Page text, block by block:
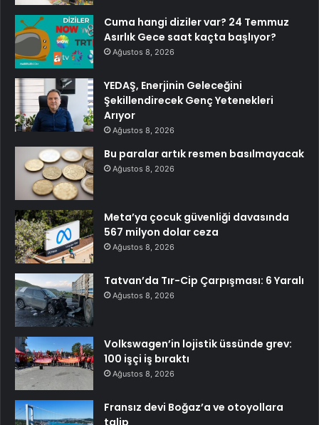
Cuma hangi diziler var? 24 Temmuz
Asırlık Gece saat kaçta başlıyor?
Ağustos 8, 2026
YEDAŞ, Enerjinin Geleceğini
Şekillendirecek Genç Yetenekleri
Arıyor
Ağustos 8, 2026
Bu paralar artık resmen basılmayacak
Ağustos 8, 2026
Meta’ya çocuk güvenliği davasında
567 milyon dolar ceza
Ağustos 8, 2026
Tatvan’da Tır-Cip Çarpışması: 6 Yaralı
Ağustos 8, 2026
Volkswagen’in lojistik üssünde grev:
100 işçi iş bıraktı
Ağustos 8, 2026
Fransız devi Boğaz’a ve otoyollara